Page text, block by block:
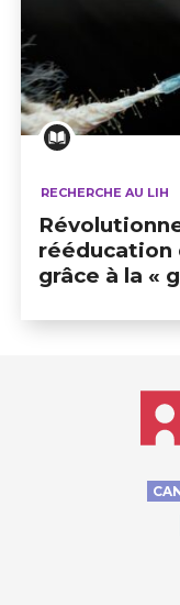
RECHERCHE AU LIH
rééducation
grâce à la «